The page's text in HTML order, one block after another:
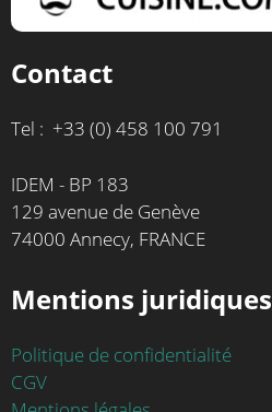
Contact
Tel : +33 (0) 458 100 791
IDEM - BP 183
129 avenue de Genève
74000 Annecy, FRANCE
Mentions juridiques
Politique de confidentialité
CGV